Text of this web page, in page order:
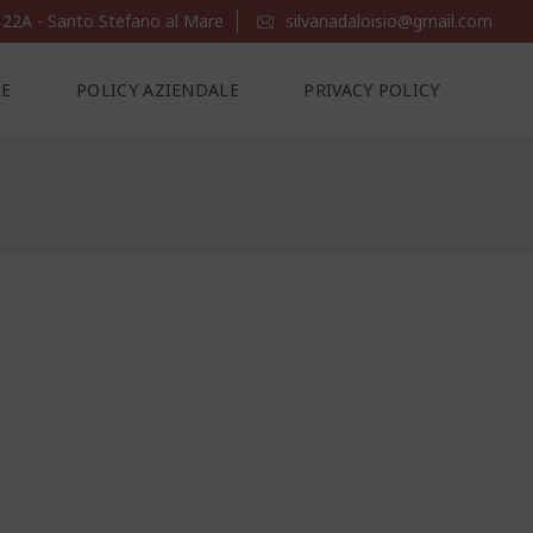
- Santo Stefano al Mare silvanadaloisio@gmail.com
POLICY AZIENDALE PRIVACY POLICY